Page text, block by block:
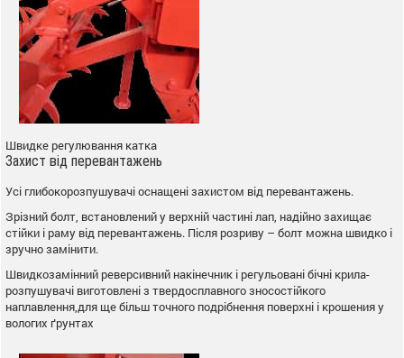
Швидке регулювання катка
Захист від перевантажень
Усі глибокорозпушувачі оснащені захистом від перевантажень.
Зрізний болт, встановлений у верхній частині лап, надійно захищає
стійки і раму від перевантажень. Після розриву – болт можна швидко і
зручно замінити.
Швидкозамінний реверсивний накінечник і регульовані бічні крила-
розпушувачі виготовлені з твердосплавного зносостійкого
наплавлення,для ще більш точного подрібнення поверхні і крошения у
вологих ґрунтах